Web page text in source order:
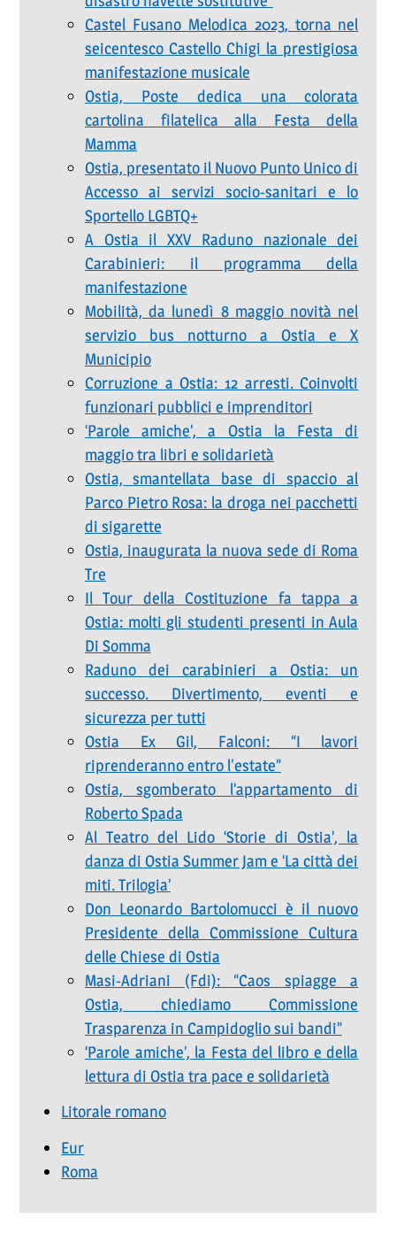
Castel Fusano Melodica 2023, torna nel
seicentesco Castello Chigi la prestigiosa
manifestazione musicale
Ostia, Poste dedica una colorata
cartolina filatelica alla Festa della
Mamma
Ostia, presentato il Nuovo Punto Unico di
Accesso ai servizi socio-sanitari e lo
Sportello LGBTQ+
A Ostia il XXV Raduno nazionale dei
Carabinieri: il programma della
manifestazione
Mobilità, da lunedì 8 maggio novità nel
servizio bus notturno a Ostia e X
Municipio
Corruzione a Ostia: 12 arresti. Coinvolti
funzionari pubblici e imprenditori
‘Parole amiche’, a Ostia la Festa di
maggio tra libri e solidarietà
Ostia, smantellata base di spaccio al
Parco Pietro Rosa: la droga nei pacchetti
di sigarette
Ostia, inaugurata la nuova sede di Roma
Tre
Il Tour della Costituzione fa tappa a
Ostia: molti gli studenti presenti in Aula
Di Somma
Raduno dei carabinieri a Ostia: un
successo. Divertimento, eventi e
sicurezza per tutti
Ostia Ex Gil, Falconi: “I lavori
riprenderanno entro l'estate”
Ostia, sgomberato l’appartamento di
Roberto Spada
Al Teatro del Lido ‘Storie di Ostia’, la
danza di Ostia Summer Jam e ‘La città dei
miti. Trilogia’
Don Leonardo Bartolomucci è il nuovo
Presidente della Commissione Cultura
delle Chiese di Ostia
Masi-Adriani (Fdi): “Caos spiagge a
Ostia, chiediamo Commissione
Trasparenza in Campidoglio sui bandi”
‘Parole amiche’, la Festa del libro e della
lettura di Ostia tra pace e solidarietà
Litorale romano
Eur
Roma